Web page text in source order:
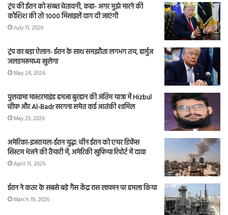
ट्रंप की ईरान को सख्त चेतावनी, कहा- अगर मुझे मारने की
कोशिश की तो 1000 मिसाइलें दाग दी जाएंगी
July 11, 2026
ट्रंप का बड़ा ऐलान- ईरान के साथ समझौता लगभग तय, हार्मुज
जलडमरूमध्य खुलेगा
May 24, 2026
पुलवामा मास्टरमाइंड हमजा बुरहान की अंतिम यात्रा में Hizbul
चीफ और Al-Badr सरगना समेत कई आतंकी शामिल
May 23, 2026
अमेरिका-इजरायल-ईरान युद्ध: चीन ईरान को एयर डिफेंस
सिस्टम भेजने की तैयारी में, अमेरिकी खुफिया रिपोर्ट में दावा
April 11, 2026
ईरान ने कतर के सबसे बड़े गैस केंद्र रास लाफान पर हमला किया
March 19, 2026